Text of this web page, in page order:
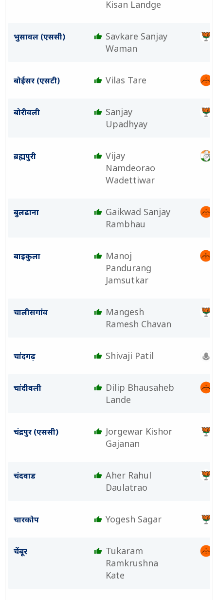
Kisan Landge
भुसावल (एससी)
Savkare Sanjay
Waman
बोईसर (एसटी) Vilas Tare
बोरीवली
Sanjay
Upadhyay
ब्रह्मपुरी
Vijay
Namdeorao
Wadettiwar
बुलढाना
Gaikwad Sanjay
Rambhau
बाइकुला
Manoj
Pandurang
Jamsutkar
चालीसगांव
Mangesh
Ramesh Chavan
चांदगढ़ Shivaji Patil
चांदीवली
Dilip Bhausaheb
Lande
चंद्रपुर (एससी)
Jorgewar Kishor
Gajanan
चंदवाड
Aher Rahul
Daulatrao
चारकोप Yogesh Sagar
चेंबूर
Tukaram
Ramkrushna
Kate